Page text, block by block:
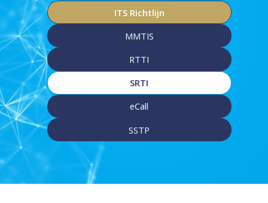
ITS Richtlijn
MMTIS
RTTI
SRTI
eCall
SSTP